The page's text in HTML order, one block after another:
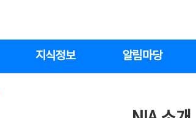
지식정보 알림마당